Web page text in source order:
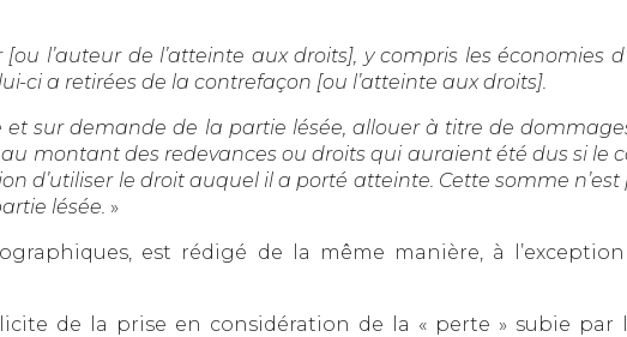
l’auteur de l’atteinte aux droits], y compris les économies
ci a retirées de la contrefaçon [ou l’atteinte aux droits].
et sur demande de la partie lésée, allouer à titre de
montant des redevances ou droits qui auraient été dus si le
d’utiliser le droit auquel il a porté atteinte. Cette somme n’est
lésée. »
est rédigé de la même manière, à
de la prise en considération de la « perte » subie par